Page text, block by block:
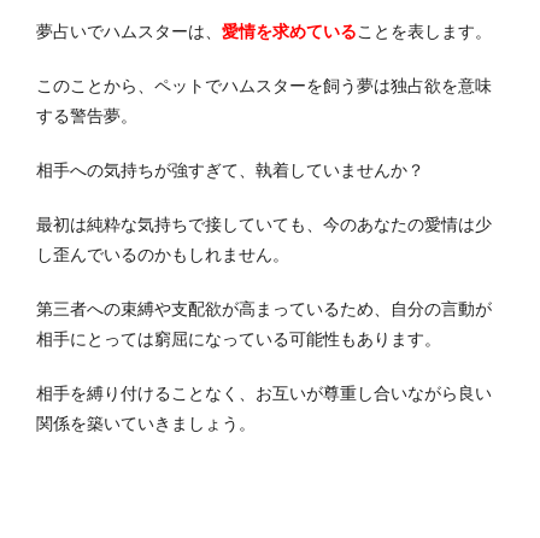
夢占いでハムスターは、 愛情を求めていることを表します。
このことから、ペットでハムスターを飼う夢は独占欲を意味
する警告夢。
相手への気持ちが強すぎて、執着していませんか？
最初は純粋な気持ちで接していても、今のあなたの愛情は少
し歪んでいるのかもしれません。
第三者への束縛や支配欲が高まっているため、自分の言動が
相手にとっては窮屈になっている可能性もあります。
相手を縛り付けることなく、お互いが尊重し合いながら良い
関係を築いていきましょう。